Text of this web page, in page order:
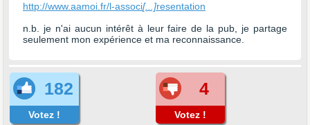
http://www.aamoi.fr/l-associ[...]resentation
n.b. je n'ai aucun intérêt à leur faire de la pub, je partage
seulement mon expérience et ma reconnaissance.
182
Votez !
4
Votez !